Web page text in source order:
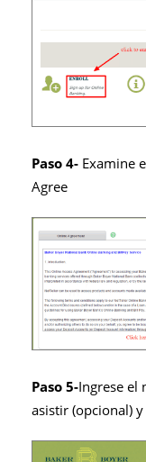
Paso 4- Examine
Agree
Paso 5-Ingrese el
asistir (opcional)